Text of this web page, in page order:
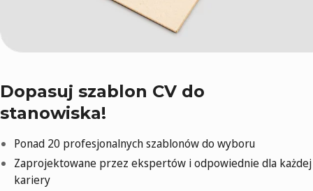
Dopasuj szablon CV do
stanowiska!
Ponad 20 profesjonalnych szablonów do wyboru
Zaprojektowane przez ekspertów i odpowiednie dla każdej
kariery